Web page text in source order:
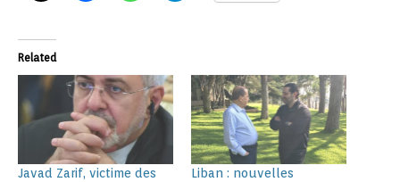
Related
Javad Zarif, victime des
Liban : nouvelles